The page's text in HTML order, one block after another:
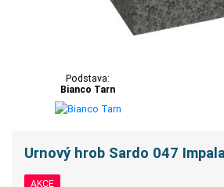
Podstava:
Bianco Tarn
Urnový hrob Sardo 047 Impala
AKCE